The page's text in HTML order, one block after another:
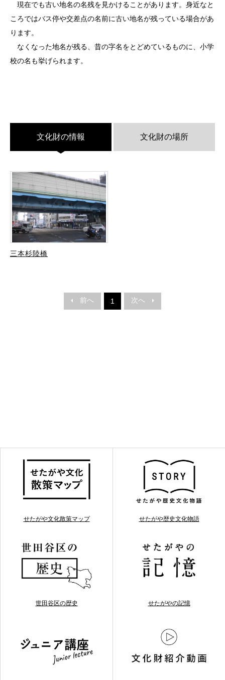
現在でも古い地名の名残を見かけることがあります。身近なと
ころではバス停や交差点の名前に古い地名が残っている場合があ
ります。
なくなった地名が残る、昔の字名をとどめているものに、小学
校の名も挙げられます。
文化財の情報 文化財の場所
三本杉陸橋
前へ 1 次へ
せたがや文化散策マップ せたがや歴史文化物語
世田谷区の歴史 せたがやの記憶